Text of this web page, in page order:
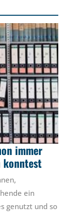
immer
konntest
ein
genutzt und so